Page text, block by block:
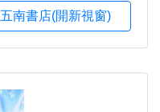
五南書店(開新視窗)